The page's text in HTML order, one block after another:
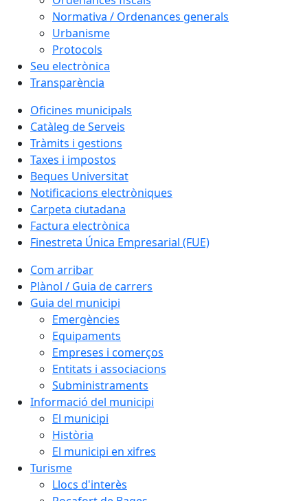
Normativa / Ordenances generals
Urbanisme
Protocols
Seu electrònica
Transparència
Oficines municipals
Catàleg de Serveis
Tràmits i gestions
Taxes i impostos
Beques Universitat
Notificacions electròniques
Carpeta ciutadana
Factura electrònica
Finestreta Única Empresarial (FUE)
Com arribar
Plànol / Guia de carrers
Guia del municipi
Emergències
Equipaments
Empreses i comerços
Entitats i associacions
Subministraments
Informació del municipi
El municipi
Història
El municipi en xifres
Turisme
Llocs d'interès